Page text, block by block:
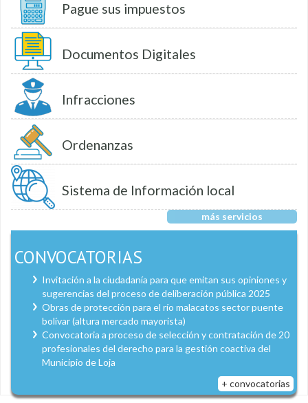
Pague sus impuestos
Documentos Digitales
Infracciones
Ordenanzas
Sistema de Información local
más servicios
CONVOCATORIAS
Invitación a la ciudadanía para que emitan sus opiniones y
sugerencias del proceso de deliberación pública 2025
Obras de protección para el río malacatos sector puente
bolívar (altura mercado mayorista)
Convocatoria a proceso de selección y contratación de 20
profesionales del derecho para la gestión coactiva del
Municipio de Loja
+ convocatorias